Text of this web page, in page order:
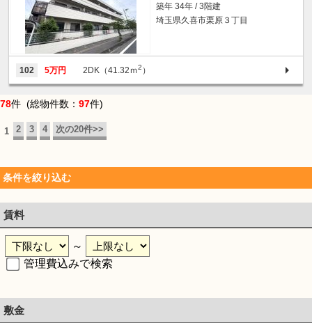
築年 34年 / 3階建
埼玉県久喜市栗原３丁目
102 5万円 2DK（41.32ｍ2 ）
78件 (総物件数： 97件)
1 2 3 4 次の20件>>
条件を絞り込む
賃料
～
管理費込みで検索
敷金